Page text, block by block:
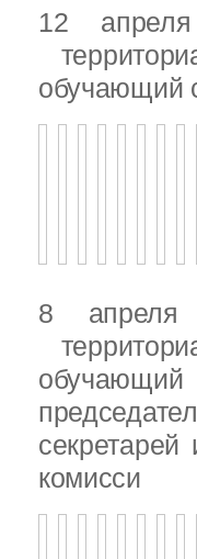
12
обучающий
8
комисси